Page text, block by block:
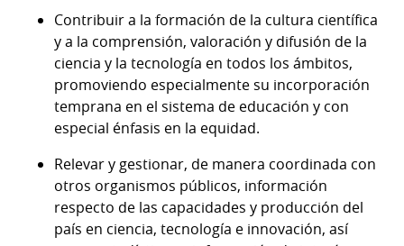
Contribuir a la formación de la cultura científica
y a la comprensión, valoración y difusión de la
ciencia y la tecnología en todos los ámbitos,
promoviendo especialmente su incorporación
temprana en el sistema de educación y con
especial énfasis en la equidad.
Relevar y gestionar, de manera coordinada con
otros organismos públicos, información
respecto de las capacidades y producción del
país en ciencia, tecnología e innovación, así